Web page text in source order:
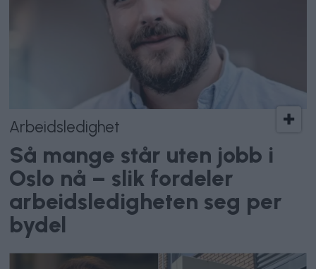
Arbeidsledighet
Så mange står uten jobb i
Oslo nå – slik fordeler
arbeidsledigheten seg per
bydel